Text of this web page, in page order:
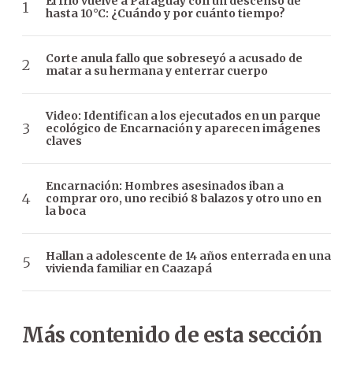
hasta 10°C: ¿Cuándo y por cuánto tiempo?
Corte anula fallo que sobreseyó a acusado de
matar a su hermana y enterrar cuerpo
Video: Identifican a los ejecutados en un parque
ecológico de Encarnación y aparecen imágenes
claves
Encarnación: Hombres asesinados iban a
comprar oro, uno recibió 8 balazos y otro uno en
la boca
Hallan a adolescente de 14 años enterrada en una
vivienda familiar en Caazapá
Más contenido de esta sección